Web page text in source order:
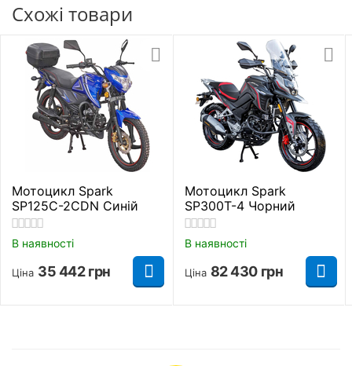
Мотоцикли 200 куб. см. Дорожній
Мотоцикли 200 куб. см. KV
Мотоцикли Дорожній KV
Схожі товари
Мотоцикл Spark
SP125C-2CDN Синій
В наявності
Ціна 35 442 грн
Мотоцикл Spark
SP300T-4 Чорний
В наявності
Ціна 82 430 грн